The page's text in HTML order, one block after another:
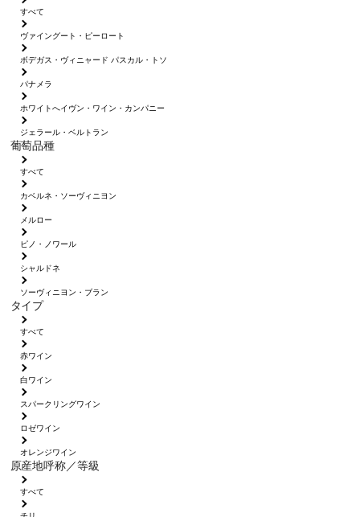
すべて
ヴァイングート・ピーロート
ボデガス・ヴィニャード パスカル・トソ
パナメラ
ホワイトへイヴン・ワイン・カンパニー
ジェラール・ベルトラン
葡萄品種
すべて
カベルネ・ソーヴィニヨン
メルロー
ピノ・ノワール
シャルドネ
ソーヴィニヨン・ブラン
タイプ
すべて
赤ワイン
白ワイン
スパークリングワイン
ロゼワイン
オレンジワイン
原産地呼称／等級
すべて